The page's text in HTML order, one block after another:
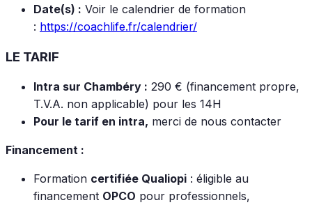
Date(s) : Voir le calendrier de formation
: https://coachlife.fr/calendrier/
LE TARIF
Intra sur Chambéry : 290 € (financement propre,
T.V.A. non applicable) pour les 14H
Pour le tarif en intra, merci de nous contacter
Financement :
Formation certifiée Qualiopi : éligible au
financement OPCO pour professionnels,